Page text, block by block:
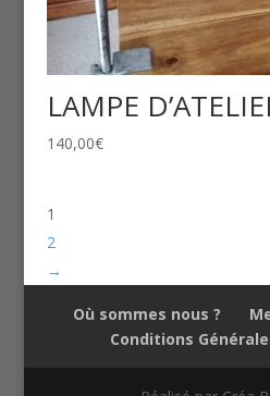
LAMPE
140,00€
1
2
→
Où sommes nous ?
Conditions